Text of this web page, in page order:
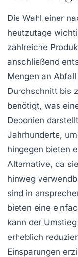
Die Wahl einer
heutzutage
zahlreiche
anschließend
Mengen an
Durchschnitt bis
benötigt, was
Deponien
Jahrhunderte,
hingegen bieten
Alternative, da
hinweg
sind in
bieten eine
kann der
erheblich
Einsparungen